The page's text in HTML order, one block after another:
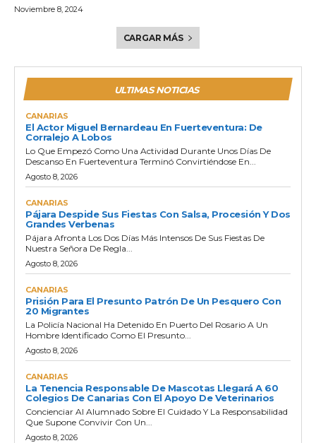
Noviembre 8, 2024
CARGAR MÁS
ULTIMAS NOTICIAS
CANARIAS
El Actor Miguel Bernardeau En Fuerteventura: De
Corralejo A Lobos
Lo Que Empezó Como Una Actividad Durante Unos Días De
Descanso En Fuerteventura Terminó Convirtiéndose En...
Agosto 8, 2026
CANARIAS
Pájara Despide Sus Fiestas Con Salsa, Procesión Y Dos
Grandes Verbenas
Pájara Afronta Los Dos Días Más Intensos De Sus Fiestas De
Nuestra Señora De Regla...
Agosto 8, 2026
CANARIAS
Prisión Para El Presunto Patrón De Un Pesquero Con
20 Migrantes
La Policía Nacional Ha Detenido En Puerto Del Rosario A Un
Hombre Identificado Como El Presunto...
Agosto 8, 2026
CANARIAS
La Tenencia Responsable De Mascotas Llegará A 60
Colegios De Canarias Con El Apoyo De Veterinarios
Concienciar Al Alumnado Sobre El Cuidado Y La Responsabilidad
Que Supone Convivir Con Un...
Agosto 8, 2026